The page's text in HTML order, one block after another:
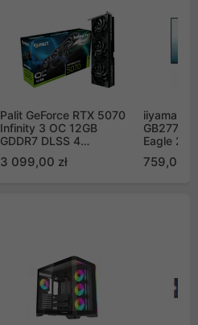
Palit GeForce RTX 5070
Infinity 3 OC 12GB
GDDR7 DLSS 4
GB2050S)
3 099,00 zł
iiyama G-
Eagle 27"
759,00 zł